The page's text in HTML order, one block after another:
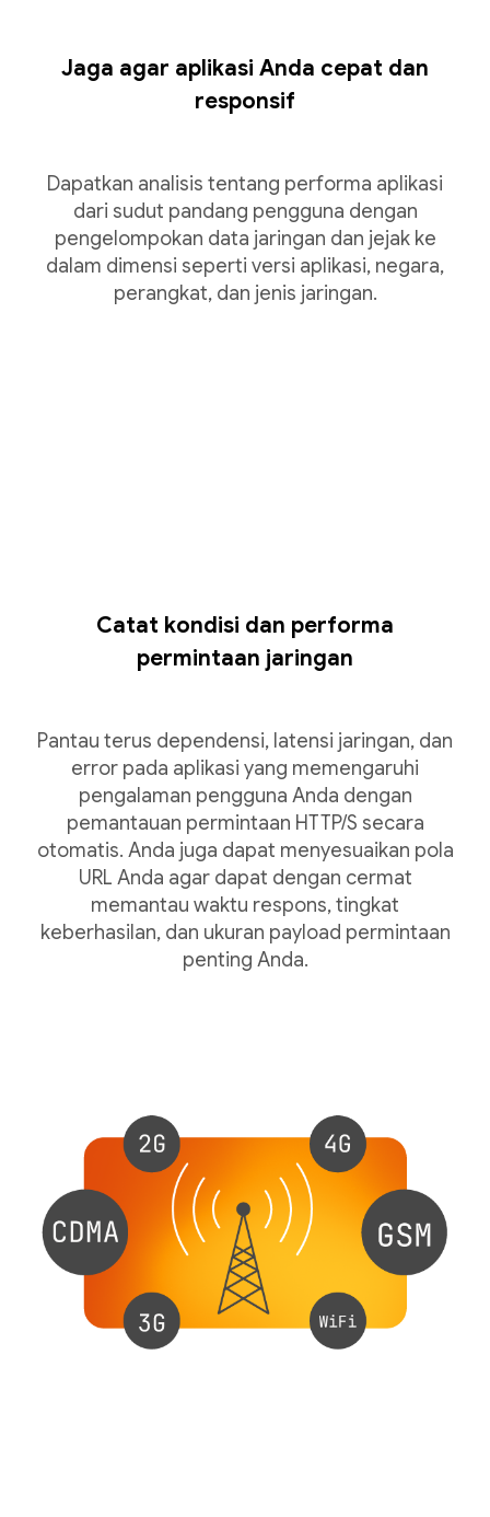
Jaga agar aplikasi Anda cepat dan
responsif
Dapatkan analisis tentang performa aplikasi
dari sudut pandang pengguna dengan
pengelompokan data jaringan dan jejak ke
dalam dimensi seperti versi aplikasi, negara,
perangkat, dan jenis jaringan.
Catat kondisi dan performa
permintaan jaringan
Pantau terus dependensi, latensi jaringan, dan
error pada aplikasi yang memengaruhi
pengalaman pengguna Anda dengan
pemantauan permintaan HTTP/S secara
otomatis. Anda juga dapat menyesuaikan pola
URL Anda agar dapat dengan cermat
memantau waktu respons, tingkat
keberhasilan, dan ukuran payload permintaan
penting Anda.